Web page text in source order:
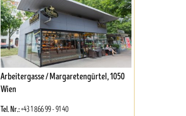
Arbeitergasse / Margaretengürtel, 1050
Wien
Tel. Nr.:+43 1 866 99 - 91 40